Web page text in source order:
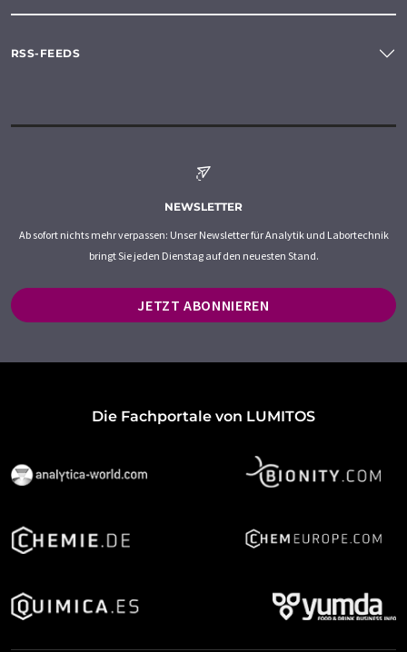
RSS-FEEDS
NEWSLETTER
Ab sofort nichts mehr verpassen: Unser Newsletter für Analytik und Labortechnik
bringt Sie jeden Dienstag auf den neuesten Stand.
JETZT ABONNIEREN
Die Fachportale von LUMITOS